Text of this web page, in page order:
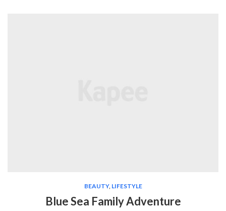
BEAUTY, LIFESTYLE
Blue Sea Family Adventure